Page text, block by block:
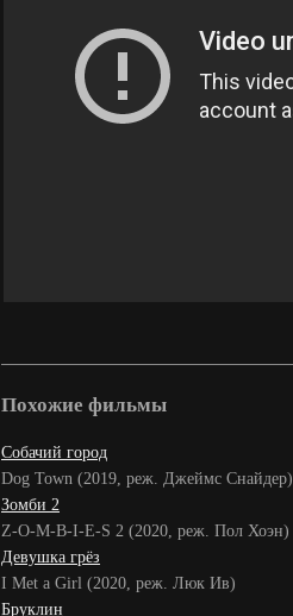
Похожие фильмы
Собачий город
Dog Town (2019, реж. Джеймс Снайдер)
Зомби 2
Z-O-M-B-I-E-S 2 (2020, реж. Пол Хоэн)
Девушка грёз
I Met a Girl (2020, реж. Люк Ив)
Бруклин